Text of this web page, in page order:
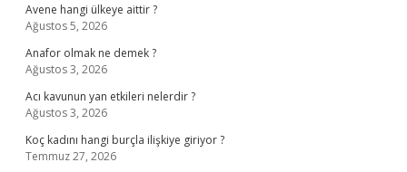
Avene hangi ülkeye aittir ?
Ağustos 5, 2026
Anafor olmak ne demek ?
Ağustos 3, 2026
Acı kavunun yan etkileri nelerdir ?
Ağustos 3, 2026
Koç kadını hangi burçla ilişkiye giriyor ?
Temmuz 27, 2026